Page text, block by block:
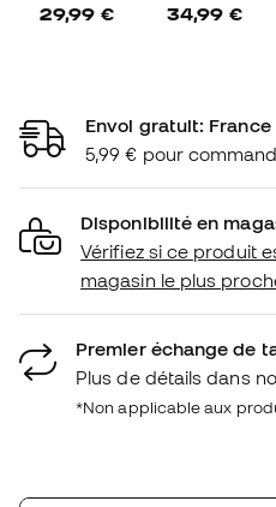
29,99 € 34,99 €
Envoi gratuit:
5,99 € pour
Disponibilité en
Vérifiez si ce produit
magasin le plus
Premier échange de
Plus de détails dans
*Non applicable aux